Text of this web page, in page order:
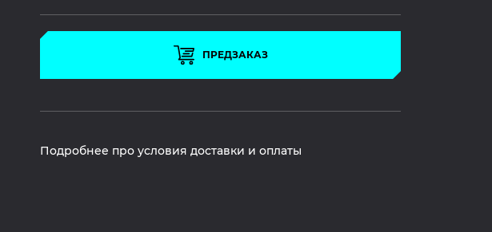
ПРЕДЗАКАЗ
Подробнее про условия доставки и оплаты